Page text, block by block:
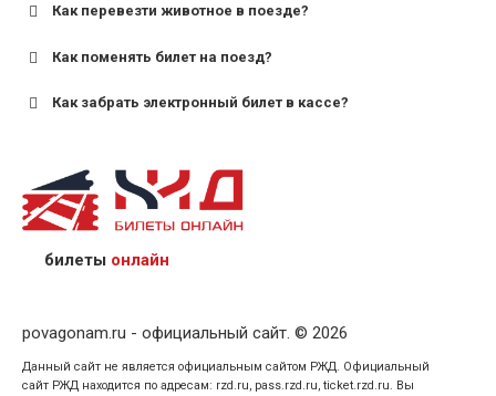
для пригородных поездов — от 7 лет.
Как перевезти животное в поезде?
Как поменять билет на поезд?
Как забрать электронный билет в кассе?
назвав кассиру 14-значный номер заказа;
предъявив удостоверение личности пассажира, на
кого оформлен билет.
билеты онлайн
povagonam.ru - официальный сайт. © 2026
Данный сайт не является официальным сайтом РЖД. Официальный
сайт РЖД находится по адресам: rzd.ru, pass.rzd.ru, ticket.rzd.ru. Вы